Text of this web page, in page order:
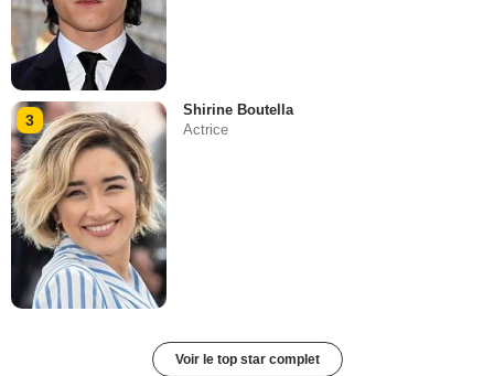
3
Shirine Boutella
Actrice
Voir le top star complet